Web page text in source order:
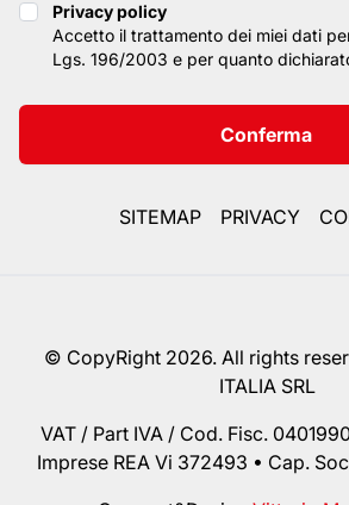
Privacy policy
Privacy policy
Accetto il trattamento dei miei dati
Lgs. 196/2003 e per quanto
Conferma
SITEMAP PRIVACY
© CopyRight 2026. All rights
ITALIA SRL
VAT / Part IVA / Cod. Fisc.
Imprese REA Vi 372493 • Cap.